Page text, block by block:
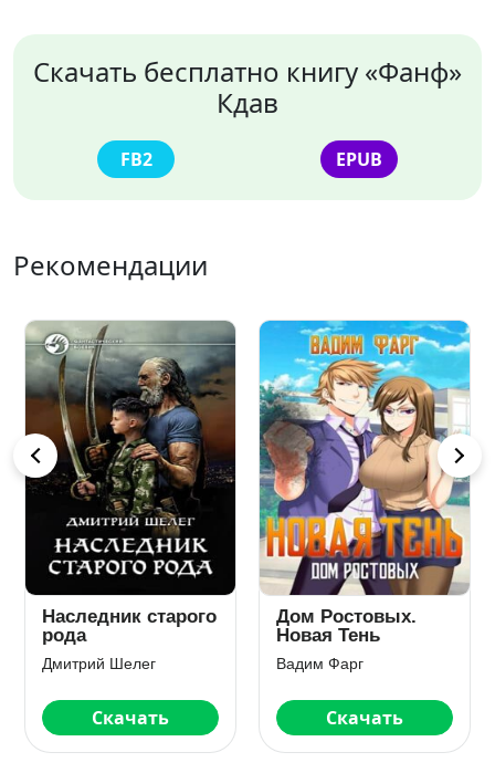
Скачать бесплатно книгу «Фанф»
Кдав
FB2 EPUB
Рекомендации
Наследник старого
рода
Дмитрий Шелег
Скачать
Дом Ростовых.
Новая Тень
Вадим Фарг
Скачать